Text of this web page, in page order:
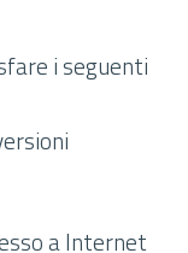
i seguenti
a Internet